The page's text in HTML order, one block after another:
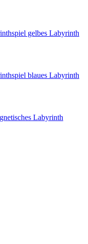
gelbes Labyrinth
blaues Labyrinth
Labyrinth